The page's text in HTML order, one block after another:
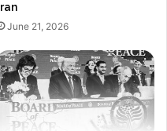
Iran
June 21, 2026